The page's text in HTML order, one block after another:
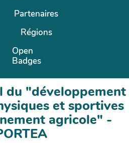
Partenaires
Régions
Open
Badges
du "développement
et sportives
agricole" -